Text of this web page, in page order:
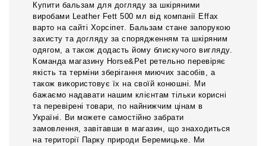
Купити бальзам для догляду за шкіряними
виробами Leather Fett 500 мл від компанії Effax
варто на сайті Хорсіпет. Бальзам стане запорукою
захисту та догляду за спорядженням та шкіряним
одягом, а також додасть йому блискучого вигляду.
Команда магазину Horse&Pet ретельно перевіряє
якість та терміни зберігання миючих засобів, а
також використовує їх на своїй конюшні. Ми
бажаємо надавати нашим клієнтам тільки корисні
та перевірені товари, по найнижчим цінам в
Україні. Ви можете самостійно забрати
замовлення, завітавши в магазин, що знаходиться
на території Парку природи Беремицьке. Ми